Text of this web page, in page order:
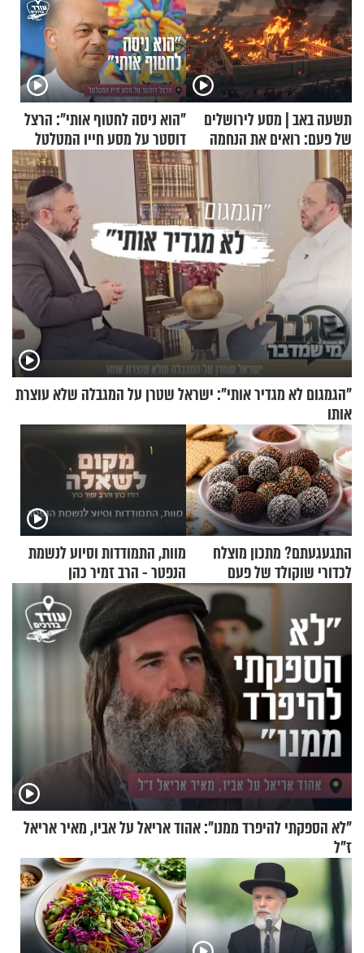
תשעה באב | מסע לירושלים
של פעם: רואים את הנחמה
"הוא ניסה לחטוף אותי": הרצל
דוסטר על מסע חייו המטלטל
"הגמגום לא מגדיר אותי": ישראל שטרן על המגבלה שלא עוצרת
אותו
התגעגעתם? מתכון מוצלח
לכדורי שוקולד של פעם
מוות, התמודדות וסיוע לנשמת
הנפטר - הרב זמיר כהן
"לא הספקתי להיפרד ממנו": אהוד אריאל על אביו, מאיר אריאל
ז"ל